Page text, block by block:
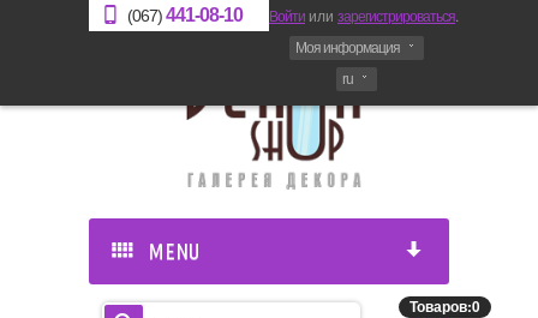
(067)441-08-10 Войти или зарегистрироваться
Моя информация
ru
MENU
Товаров:0